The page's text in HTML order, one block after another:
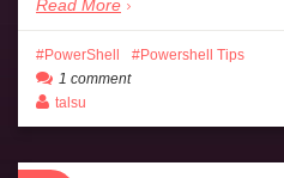
Read More
PowerShell
Powershell Tips
1 comment
talsu